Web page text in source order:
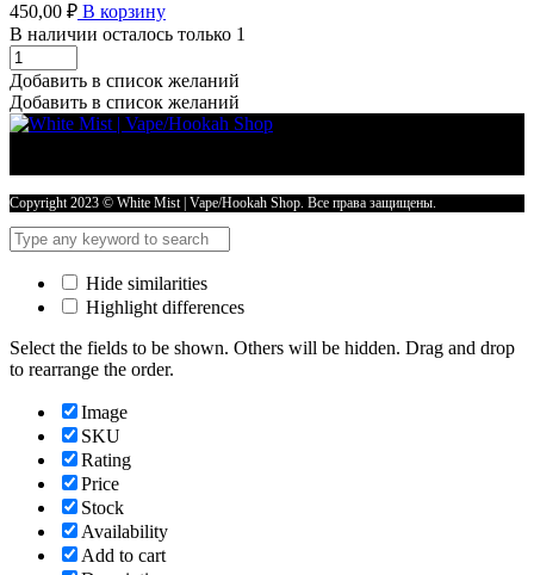
450,00 ₽ В корзину
В наличии осталось только 1
Жидкости
SALT
Skala
(STRONG)
-
МУЛЬТИФРУКТ
СО
количество
Добавить в список желаний
Добавить в список желаний
Copyright 2023 © White Mist | Vape/Hookah Shop. Все права защищены.
Hide similarities
Highlight differences
Select the fields to be shown. Others will be hidden. Drag and drop
to rearrange the order.
Image
SKU
Rating
Price
Stock
Availability
Add to cart